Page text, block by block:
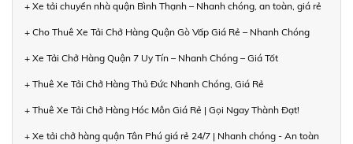
+ Xe tải chuyển nhà quận Bình Thạnh – Nhanh chóng, an toàn, giá rẻ
+ Cho Thuê Xe Tải Chở Hàng Quận Gò Vấp Giá Rẻ – Nhanh Chóng
+ Xe Tải Chở Hàng Quận 7 Uy Tín – Nhanh Chóng – Giá Tốt
+ Thuê Xe Tải Chở Hàng Thủ Đức Nhanh Chóng, Giá Rẻ
+ Thuê Xe Tải Chở Hàng Hóc Môn Giá Rẻ | Gọi Ngay Thành Đạt!
+ Xe tải chở hàng quận Tân Phú giá rẻ 24/7 | Nhanh chóng - An toàn